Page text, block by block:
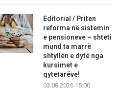
Editorial / Priten
reforma në sistemin
e pensioneve – shteti
mund ta marrë
shtyllën e dytë nga
kursimet e
qytetarëve!
03.08.2026 15:00